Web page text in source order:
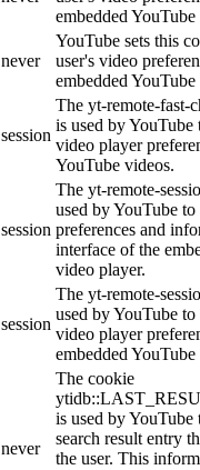
embedded
never
YouTube sets this
user's video
embedded
session
The yt-remote-fast-
is used by YouTube
video player
YouTube videos.
session
The yt-remote-
used by YouTube to
preferences and
interface of the
video player.
session
The yt-remote-
used by YouTube to
video player
embedded
never
The cookie
is used by YouTube
search result entry
the user. This